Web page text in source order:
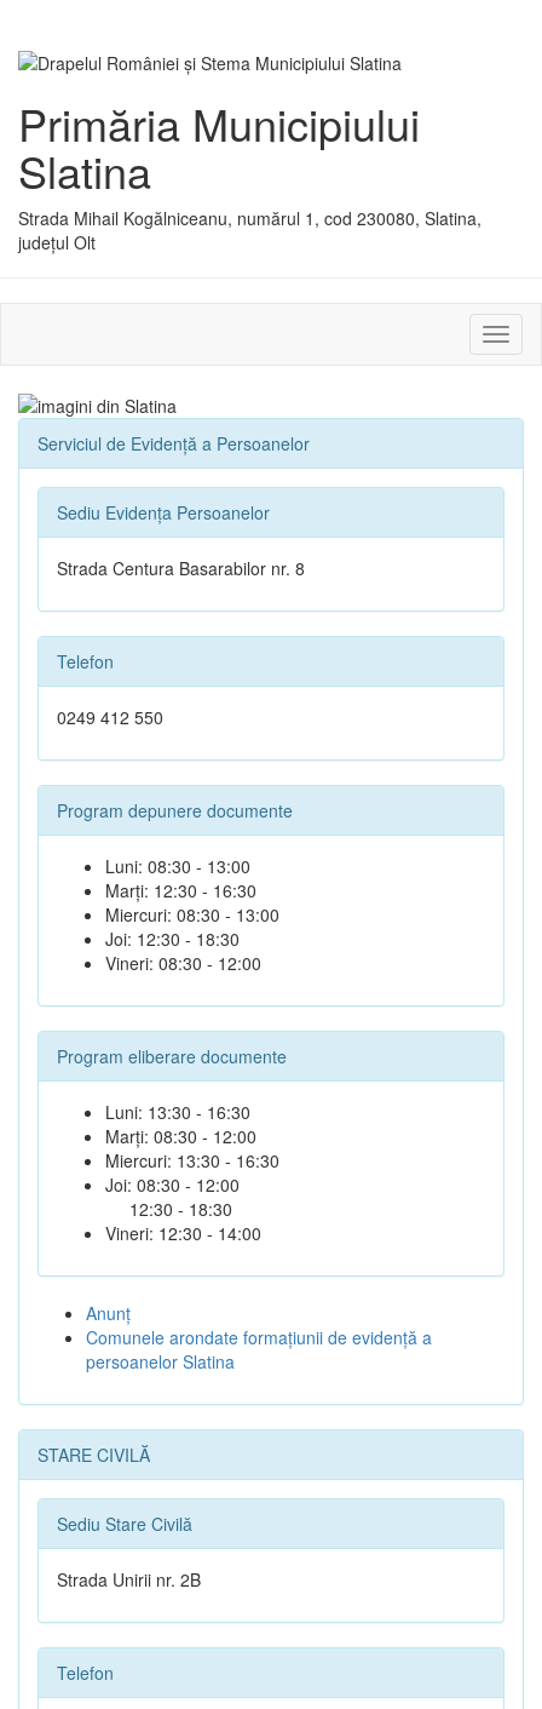
Primăria Municipiului
Slatina
Strada Mihail Kogălniceanu, numărul 1, cod 230080, Slatina,
județul Olt
sau
Serviciul de Evidenţă a Persoanelor
Sediu Evidența Persoanelor
Strada Centura Basarabilor nr. 8
Telefon
0249 412 550
Program depunere documente
Luni: 08:30 - 13:00
Marți: 12:30 - 16:30
Miercuri: 08:30 - 13:00
Joi: 12:30 - 18:30
Vineri: 08:30 - 12:00
Program eliberare documente
Luni: 13:30 - 16:30
Marți: 08:30 - 12:00
Miercuri: 13:30 - 16:30
Joi: 08:30 - 12:00
12:30 - 18:30
Vineri: 12:30 - 14:00
Anunţ
Comunele arondate formaţiunii de evidenţă a
persoanelor Slatina
STARE CIVILĂ
Sediu Stare Civilă
Strada Unirii nr. 2B
Telefon